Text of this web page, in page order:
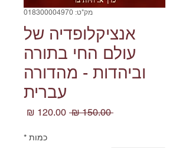
מק"ט: 018300004970
אנציקלופדיה של
עולם החי בתורה
וביהדות - מהדורה
עברית
‏150.00 ‏₪
מחיר
כמות *